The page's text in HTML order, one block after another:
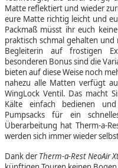
Matte reflektiert und wieder
eure Matte richtig leicht und
Packmaß müsst ihr euch
praktisch schmal gehalten
Begleiterin auf frostigen
besonderen Bonus sind die
bieten auf diese Weise noch
nahezu alle Matten verfügt
WingLock Ventil. Das macht
Kälte einfach bedienen
Pumpsacks für ein
Überarbeitung hat Therm-a-
werden sich immer wieder
Dank derTherm-a-Rest NeoAir